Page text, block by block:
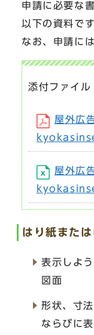
申請に必要な
以下の資料です
なお、申請に
添付ファイル
屋外広
屋外広
はり紙また
表示しよ
図面
形状、寸
ならびに